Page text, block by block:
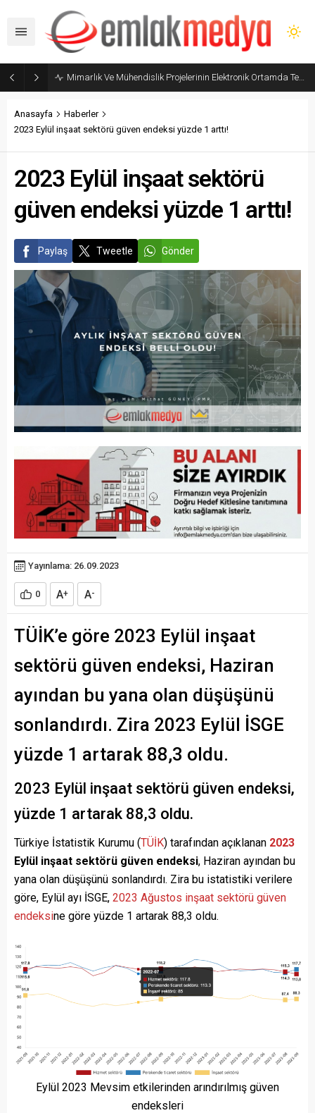
Mimarlık Ve Mühendislik Projelerinin Elektronik Ortamda Teslimi Ve Yönetilmesi Hakkında Yönetmelik yayımlandı
Anasayfa
Haberler
2023 Eylül inşaat sektörü güven endeksi yüzde 1 arttı!
2023 Eylül inşaat sektörü
güven endeksi yüzde 1 arttı!
Paylaş Tweetle Gönder
Yayınlama: 26.09.2023
0 A+ A-
TÜİK’e göre 2023 Eylül inşaat
sektörü güven endeksi, Haziran
ayından bu yana olan düşüşünü
sonlandırdı. Zira 2023 Eylül İSGE
yüzde 1 artarak 88,3 oldu.
2023 Eylül inşaat sektörü güven endeksi,
yüzde 1 artarak 88,3 oldu.
Türkiye İstatistik Kurumu (TÜİK) tarafından açıklanan 2023
Eylül inşaat sektörü güven endeksi, Haziran ayından bu
yana olan düşüşünü sonlandırdı. Zira bu istatistiki verilere
göre, Eylül ayı İSGE, 2023 Ağustos inşaat sektörü güven
endeksine göre yüzde 1 artarak 88,3 oldu.
Eylül 2023 Mevsim etkilerinden arındırılmış güven
endeksleri